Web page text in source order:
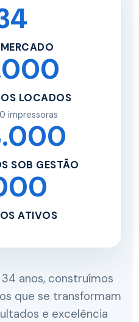
LOCADOS
impressoras
SOB GESTÃO
ATIVOS
anos, construímos
que se transformam
e excelência